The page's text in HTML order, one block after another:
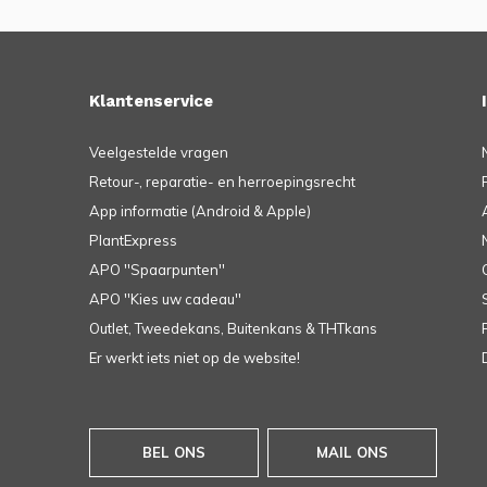
Klantenservice
Veelgestelde vragen
Retour-, reparatie- en herroepingsrecht
App informatie (Android & Apple)
PlantExpress
APO ''Spaarpunten''
APO ''Kies uw cadeau''
Outlet, Tweedekans, Buitenkans & THTkans
Er werkt iets niet op de website!
BEL ONS MAIL ONS